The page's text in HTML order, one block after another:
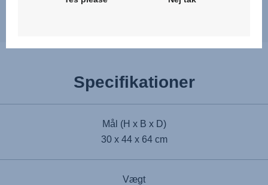
Specifikationer
Mål (H x B x D)
30 x 44 x 64 cm
Vægt